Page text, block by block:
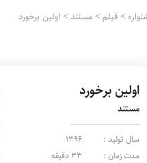
>فیلم >مستند > اولین برخورد
اولین برخورد
مستند
سال تولید :
1396
مدت زمان :
33 دقیقه